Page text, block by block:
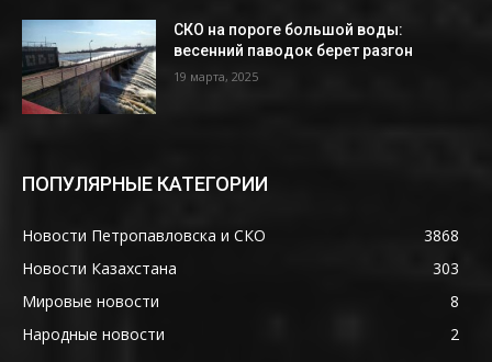
СКО на пороге большой воды:
весенний паводок берет разгон
19 марта, 2025
ПОПУЛЯРНЫЕ КАТЕГОРИИ
Новости Петропавловска и СКО
3868
Новости Казахстана
303
Мировые новости
8
Народные новости
2